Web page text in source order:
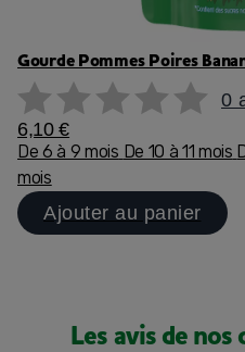
Gourde Pommes Poires
0
6,10 €
De 6 à 9 mois De 10 à 11 mois
mois
Ajouter au panier
Les avis de